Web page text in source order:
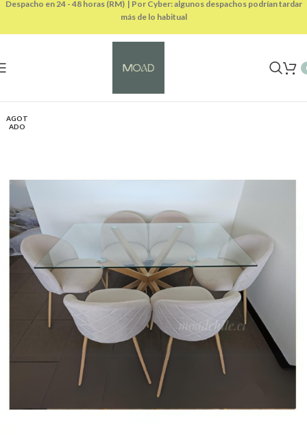
AGOT
ADO
Despacho en 24 - 48 horas (RM) | Por Cyber: algunos despachos podrían tardar
más de lo habitual